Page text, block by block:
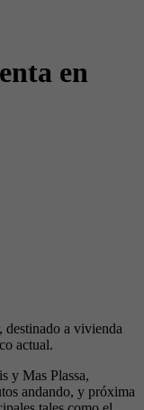
en
destinado a vivienda
actual.
y Mas Plassa,
andando, y próxima